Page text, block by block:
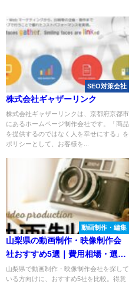
SEO対策会社
株式会社ギャザーリンク
株式会社ギャザーリンクは、京都府京都市
にあるホームページ制作会社です。「商品
を提供するのではなく人を幸せにする」を
ポリシーとして、お客様を...
動画制作・編集
山梨県の動画制作・映像制作会
社おすすめ5選｜費用相場・選び
方も解説
山梨県で動画制作・映像制作会社を探して
いる方向けに、おすすめ5社を比較。得意